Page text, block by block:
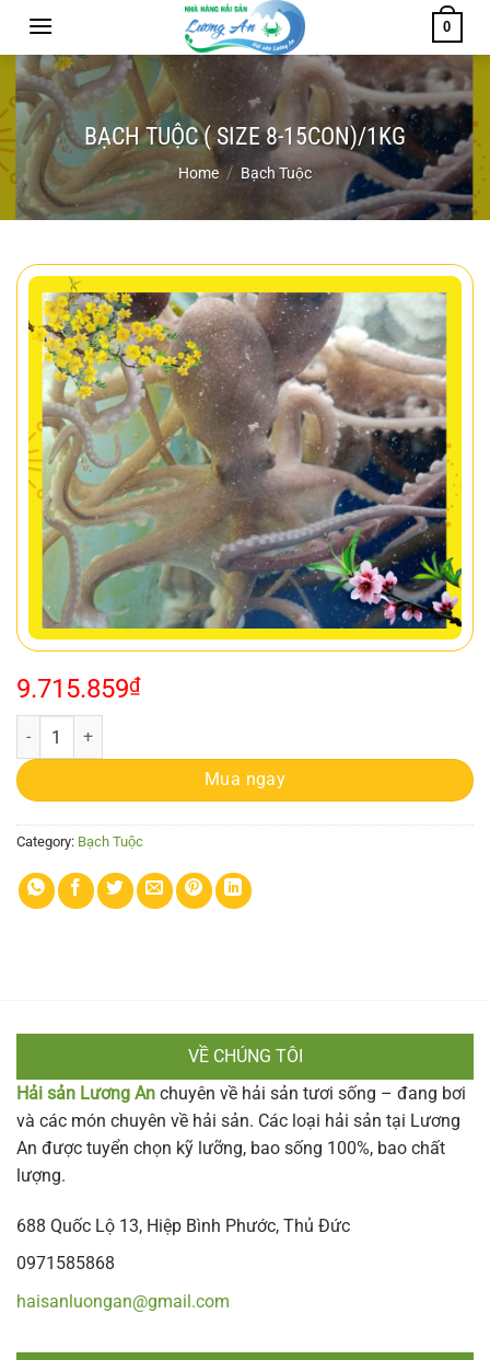
nội
dung
0
BẠCH TUỘC ( SIZE 8-15CON)/1KG
Home / Bạch Tuộc
9.715.859₫
BẠCH TUỘC ( SIZE 8-15CON)/1KG quantity
Mua ngay
Category: Bạch Tuộc
VỀ CHÚNG TÔI
Hải sản Lương An chuyên về hải sản tươi sống – đang bơi
và các món chuyên về hải sản. Các loại hải sản tại Lương
An được tuyển chọn kỹ lưỡng, bao sống 100%, bao chất
lượng.
688 Quốc Lộ 13, Hiệp Bình Phước, Thủ Đức
0971585868
haisanluongan@gmail.com